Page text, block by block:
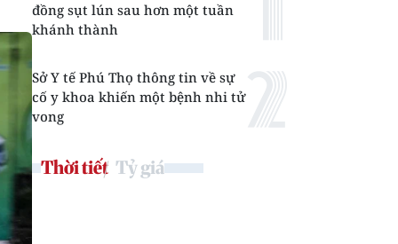
đồng sụt lún sau hơn một tuần
khánh thành
Sở Y tế Phú Thọ thông tin về sự
cố y khoa khiến một bệnh nhi tử
vong
Thời tiết Tỷ giá